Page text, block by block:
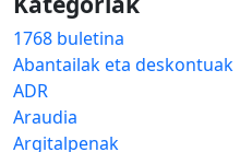
1768 buletina
Abantailak eta deskontuak
ADR
Araudia
Argitalpenak